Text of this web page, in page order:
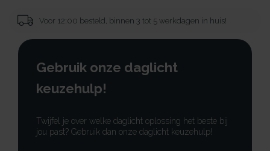
Voor 12:00 besteld, binnen 3 tot 5 werkdagen in huis!
Gebruik onze daglicht
keuzehulp!
Twijfel je over welke daglicht oplossing het beste bij
jou past? Gebruik dan onze daglicht keuzehulp!